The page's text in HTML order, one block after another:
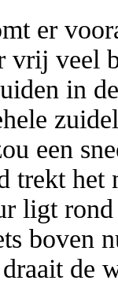
er
vrij veel
in
een
trekt het
ligt
de